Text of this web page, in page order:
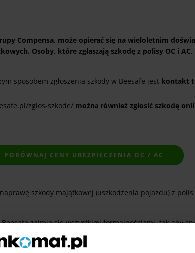
Compensa, może opierać się na wieloletnim
Osoby, które zgłaszają szkodę z polisy OC i
sposobem zgłoszenia szkody w Beesafe jest kontakt
zglos-szkode/ można również zgłosić szkodę
PORÓWNAJ CENY UBEZPIECZENIA OC / AC
szkody majątkowej (uszkodzenia pojazdu) z
Beesafe zajmie się wszystkimi formalnościami, tak aby
(zgłaszamy szkodę telefonicznie, po czym Beesefe